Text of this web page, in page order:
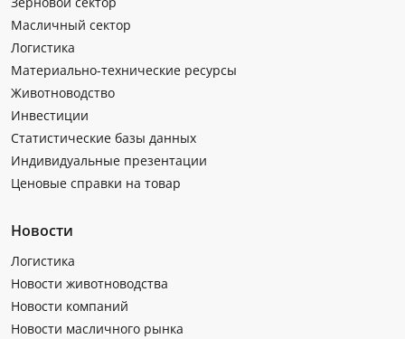
Масличный сектор
Логистика
Материально-технические ресурсы
Животноводство
Инвестиции
Статистические базы данных
Индивидуальные презентации
Ценовые справки на товар
Новости
Логистика
Новости животноводства
Новости компаний
Новости масличного рынка